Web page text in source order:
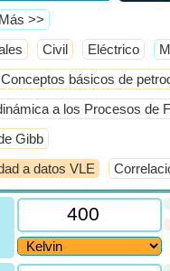
​Más >>
Civil Eléctrico
Conceptos básicos de
a los Procesos de
Gibb
a datos VLE